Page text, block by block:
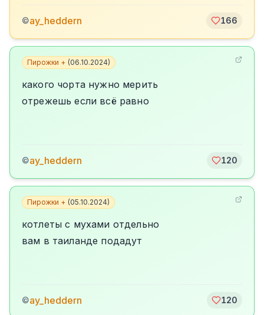
©ay_heddern 166
Пирожки + (06.10.2024)
какого чорта нужно мерить
отрежешь если всё равно
©ay_heddern 120
Пирожки + (05.10.2024)
котлеты с мухами отдельно
вам в таиланде подадут
©ay_heddern 120